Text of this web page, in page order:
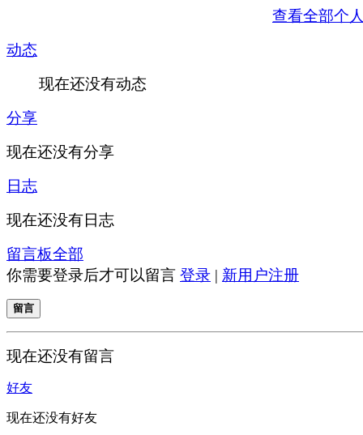
查看全部个
动态
现在还没有动态
分享
现在还没有分享
日志
现在还没有日志
留言板全部
你需要登录后才可以留言 登录 | 新用户注册
留言
现在还没有留言
好友
现在还没有好友